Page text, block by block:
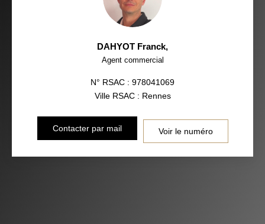
DAHYOT Franck,
Agent commercial
N° RSAC : 978041069
Ville RSAC : Rennes
Contacter par mail Voir le numéro